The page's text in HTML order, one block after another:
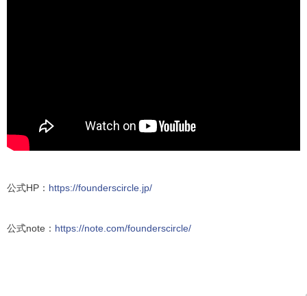
公式HP： https://founderscircle.jp/
公式note： https://note.com/founderscircle/